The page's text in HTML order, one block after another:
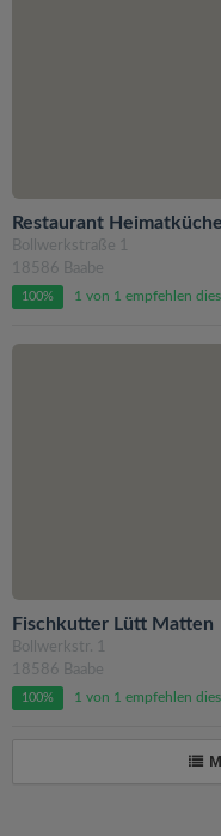
Restaurant
Bollwerkstraße 1
18586 Baabe
100% 1 von 1 empfehlen
Fischkutter Lütt Matten
Bollwerkstr. 1
18586 Baabe
100% 1 von 1 empfehlen